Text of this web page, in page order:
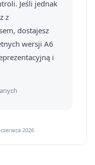
Jeśli jednak
z
dostajesz
wersji A6
i
2026